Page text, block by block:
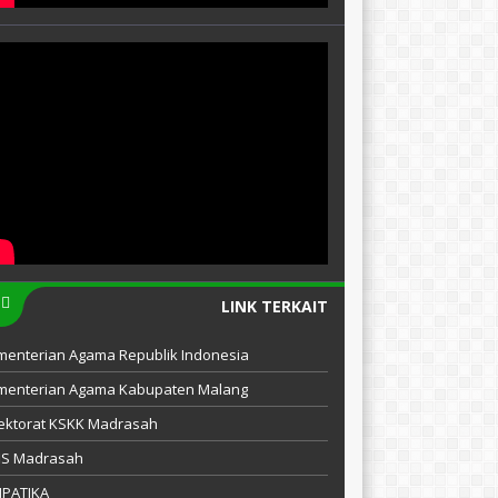
LINK TERKAIT
Agama Republik Indonesia
Agama Kabupaten Malang
KSKK Madrasah
Madrasah